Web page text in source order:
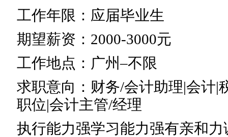
工作年限：应届毕业生
期望薪资：2000-3000元
工作地点：广州–不限
求职意向：财务/会计助理|会计|
职位|会计主管/经理
执行能力强学习能力强有亲和